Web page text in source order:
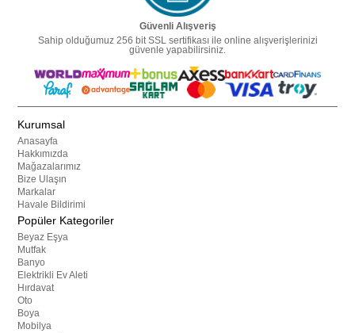
Güvenli Alışveriş
Sahip olduğumuz 256 bit SSL sertifikası ile online alışverişlerinizi
güvenle yapabilirsiniz.
Kurumsal
Anasayfa
Hakkımızda
Mağazalarımız
Bize Ulaşın
Markalar
Havale Bildirimi
Popüler Kategoriler
Beyaz Eşya
Mutfak
Banyo
Elektrikli Ev Aleti
Hırdavat
Oto
Boya
Mobilya